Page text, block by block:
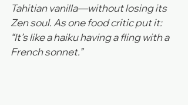
Tahitian vanilla—without losing its
Zen soul. As one food critic put it:
“It’s like a haiku having a fling with a
French sonnet.”